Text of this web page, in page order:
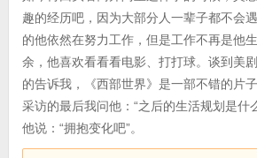
趣的经历吧，因为大部分人一辈子都不会
的他依然在努力工作，但是工作不再是他
余，他喜欢看看看电影、打打球。谈到美
的告诉我，《西部世界》是一部不错的片子
采访的最后我问他：“之后的生活规划是什
他说：“拥抱变化吧”。